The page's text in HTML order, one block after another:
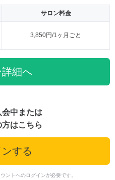
サロン料金
3,850円/1ヶ月ごと
細へ
中または
はこちら
する
ントへのログインが必要です。